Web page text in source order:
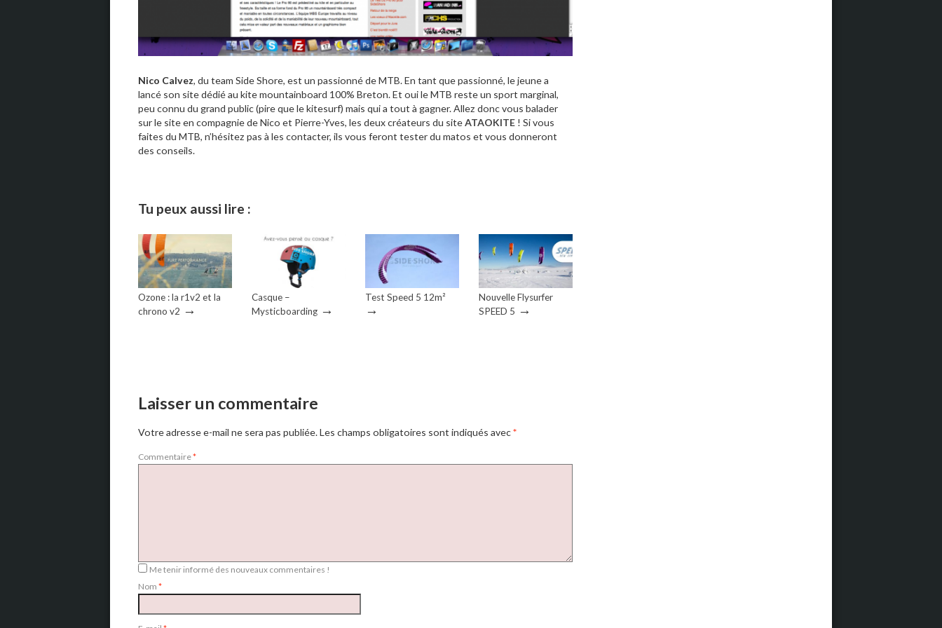
Nico Calvez, du team Side Shore, est un passionné de MTB. En tant que passionné, le jeune a
lancé son site dédié au kite mountainboard 100% Breton. Et oui le MTB reste un sport marginal,
peu connu du grand public (pire que le kitesurf) mais qui a tout à gagner. Allez donc vous balader
sur le site en compagnie de Nico et Pierre-Yves, les deux créateurs du siteATAOKITE ! Si vous
faites du MTB, n’hésitez pas à les contacter, ils vous feront tester du matos et vous donneront
des conseils.
Tu peux aussi lire :
Ozone : la r1v2 et la
chrono v2 →
Casque –
Mysticboarding →
Test Speed 5 12m²
→
Nouvelle Flysurfer
SPEED 5 →
Laisser un commentaire
Votre adresse e-mail ne sera pas publiée.Les champs obligatoires sont indiqués avec*
Commentaire*
Me tenir informé des nouveaux commentaires !
Nom *